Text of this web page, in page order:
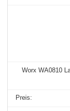
Worx WA0810